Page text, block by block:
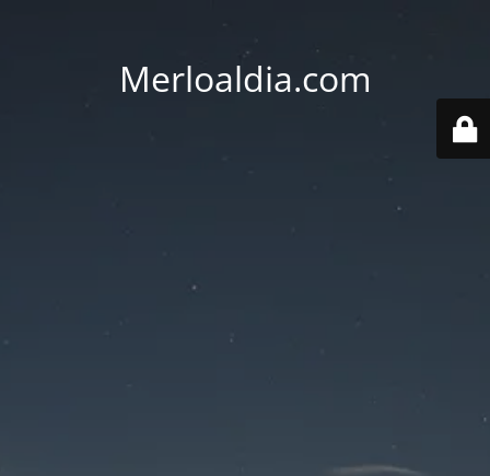
Merloaldia.com